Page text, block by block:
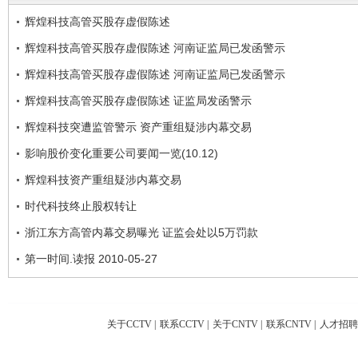
辉煌科技高管买股存虚假陈述
辉煌科技高管买股存虚假陈述 河南证监局已发函警示
辉煌科技高管买股存虚假陈述 河南证监局已发函警示
辉煌科技高管买股存虚假陈述 证监局发函警示
辉煌科技突遭监管警示 资产重组疑涉内幕交易
影响股价变化重要公司要闻一览(10.12)
辉煌科技资产重组疑涉内幕交易
时代科技终止股权转让
浙江东方高管内幕交易曝光 证监会处以5万罚款
第一时间.读报 2010-05-27
关于CCTV | 联系CCTV | 关于CNTV | 联系CNTV | 人才招聘